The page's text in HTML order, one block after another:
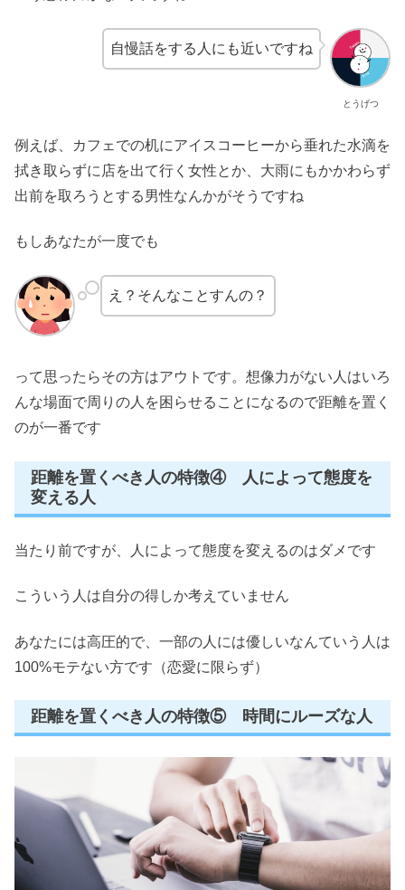
とうげつ
自慢話をする人にも近いですね
例えば、カフェでの机にアイスコーヒーから垂れた水滴を
拭き取らずに店を出て行く女性とか、大雨にもかかわらず
出前を取ろうとする男性なんかがそうですね
もしあなたが一度でも
え？そんなことすんの？
って思ったらその方はアウトです。想像力がない人はいろ
んな場面で周りの人を困らせることになるので距離を置く
のが一番です
距離を置くべき人の特徴④ 人によって態度を
変える人
当たり前ですが、人によって態度を変えるのはダメです
こういう人は自分の得しか考えていません
あなたには高圧的で、一部の人には優しいなんていう人は
100%モテない方です（恋愛に限らず）
距離を置くべき人の特徴⑤ 時間にルーズな人